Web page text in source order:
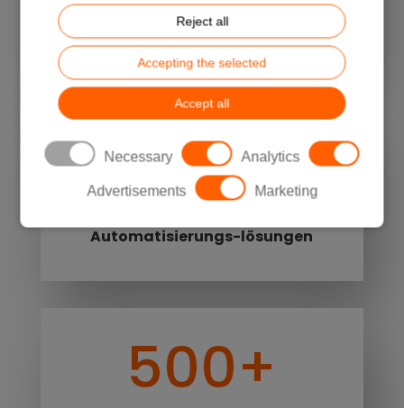
Reject all
Accepting the selected
Accept all
Necessary Analytics
Advertisements Marketing
Ingenieure & Techniker im Bereich
Automatisierung
2000+
Automatisierungs-lösungen
500+